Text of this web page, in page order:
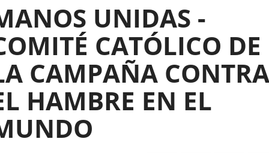
UNIDAS -
CATÓLICO DE
CAMPAÑA CONTRA
HAMBRE EN EL